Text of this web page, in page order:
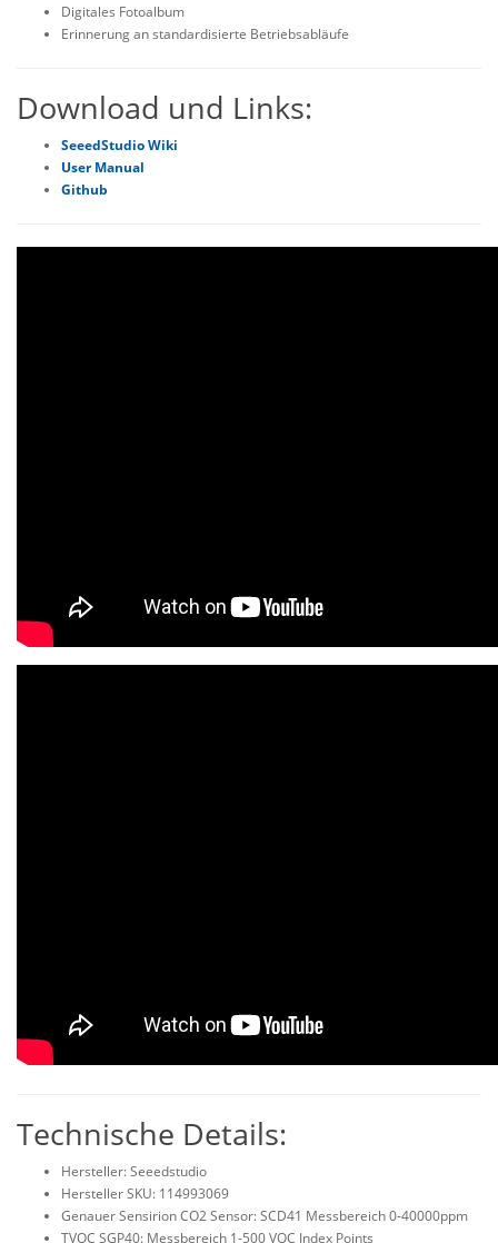
Digitales Fotoalbum
Erinnerung an standardisierte Betriebsabläufe
Download und Links:
SeeedStudio Wiki
User Manual
Github
Technische Details:
Hersteller: Seeedstudio
Hersteller SKU: 114993069
Genauer Sensirion CO2 Sensor: SCD41 Messbereich 0-40000ppm
TVOC SGP40: Messbereich 1-500 VOC Index Points